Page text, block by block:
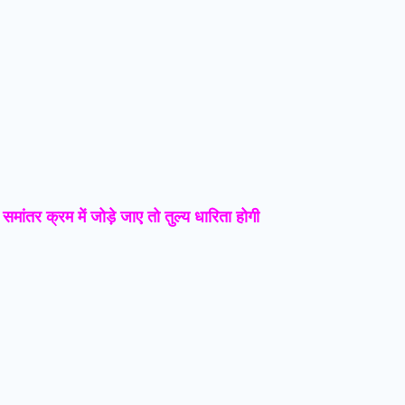
क्रम में जोड़े जाए तो तुल्य धारिता होगी